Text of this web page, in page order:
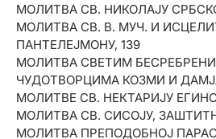
МОЛИТВА ЗА ЗАШТИТУ ОД
МОЛИТВА ЗА СПАСЕЊЕ ОД
МОЛИТВА ЗА БОЛЕСНИКА, 209
МОЛИТВА ВЕРУЈУЋЕ МАЈКЕ
ЗА СВЕСНО ПОГУБЉЕЊЕ ИЛИ
УТРОБИ ЊЕНОЈ, 212
МОЛИТВА ЗА УПОКОЈЕЊЕ,
ВОЈНИКА, УБИЈЕНИХ НА
МОЛИТВА СВ. НИКОЛАЈУ
МОЛИТВА СВ. В. МУЧ. И
ПАНТЕЛЕЈМОНУ, 139
МОЛИТВА СВЕТИМ
ЧУДОТВОРЦИМА КОЗМИ И
МОЛИТВЕ СВ. НЕКТАРИЈУ
МОЛИТВА СВ. СИСОЈУ,
МОЛИТВА ПРЕПОДОБНОЈ